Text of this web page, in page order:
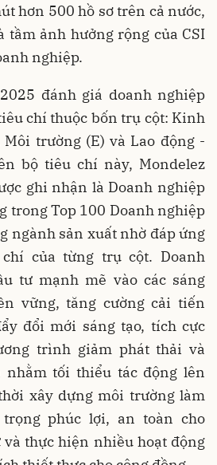
hơn 500 hồ sơ trên cả nước,
tầm ảnh hưởng rộng của CSI
nghiệp.
đánh giá doanh nghiệp
chí thuộc bốn trụ cột: Kinh
trường (E) và Lao động -
bộ tiêu chí này, Mondelez
ghi nhận là Doanh nghiệp
trong Top 100 Doanh nghiệp
ngành sản xuất nhờ đáp ứng
của từng trụ cột. Doanh
tư mạnh mẽ vào các sáng
vững, tăng cường cải tiến
đổi mới sáng tạo, tích cực
trình giảm phát thải và
tối thiểu tác động lên
xây dựng môi trường làm
phúc lợi, an toàn cho
thực hiện nhiều hoạt động